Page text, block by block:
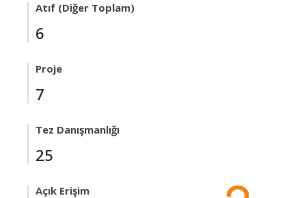
Atıf (Diğer Toplam)
6
Proje
7
Tez Danışmanlığı
25
Açık Erişim